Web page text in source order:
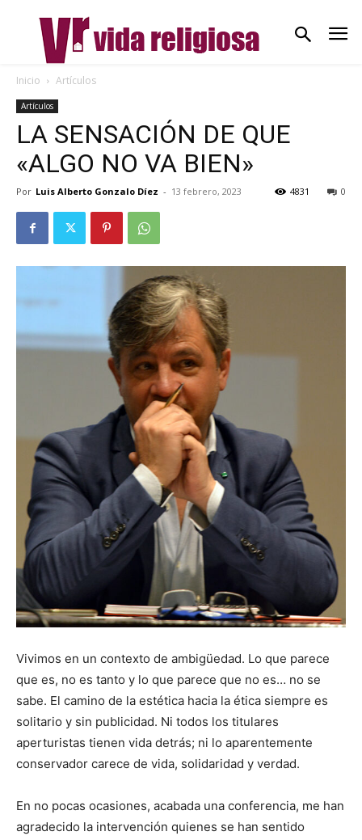
Inicio Artículos
Artículos
LA SENSACIÓN DE QUE
«ALGO NO VA BIEN»
Por Luis Alberto Gonzalo Díez - 13 febrero, 2023 0
4831
Vivimos en un contexto de ambigüedad. Lo que parece
que es, no es tanto y lo que parece que no es… no se
sabe. El camino de la estética hacia la ética siempre es
solitario y sin publicidad. Ni todos los titulares
aperturistas tienen vida detrás; ni lo aparentemente
conservador carece de vida, solidaridad y verdad.
En no pocas ocasiones, acabada una conferencia, me han
agradecido la intervención quienes se han sentido